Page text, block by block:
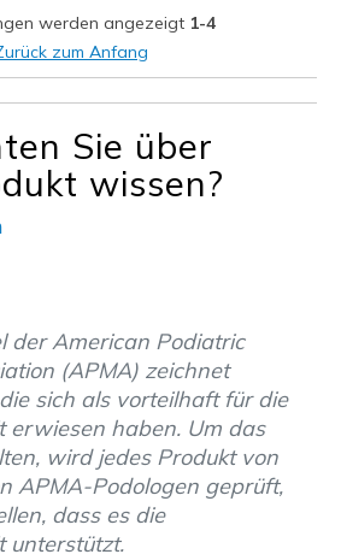
Passt genau
werden angezeigt 1-4
zum Anfang
Sie über
wissen?
der American Podiatric
(APMA) zeichnet
sich als vorteilhaft für die
erwiesen haben. Um das
wird jedes Produkt von
APMA-Podologen geprüft,
dass es die
unterstützt.